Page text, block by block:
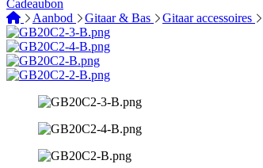
Cadeaubon
Aanbod
Gitaar & Bas Gitaar accessoires